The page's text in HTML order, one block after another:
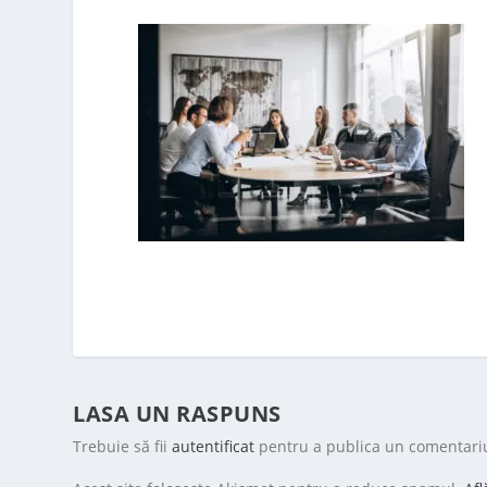
LASA UN RASPUNS
Trebuie să fiiautentificat pentru a publica un